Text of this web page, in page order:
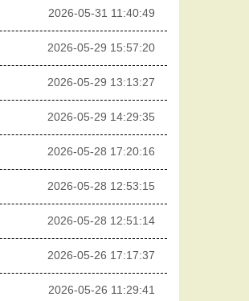
2026-05-31 11:40:49
2026-05-29 15:57:20
2026-05-29 13:13:27
2026-05-29 14:29:35
2026-05-28 17:20:16
2026-05-28 12:53:15
2026-05-28 12:51:14
2026-05-26 17:17:37
2026-05-26 11:29:41